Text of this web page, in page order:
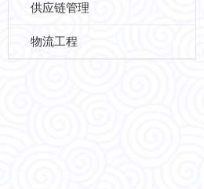
供应链管理
物流工程